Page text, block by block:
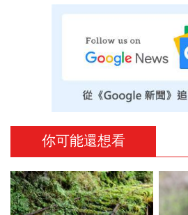
你可能還想看